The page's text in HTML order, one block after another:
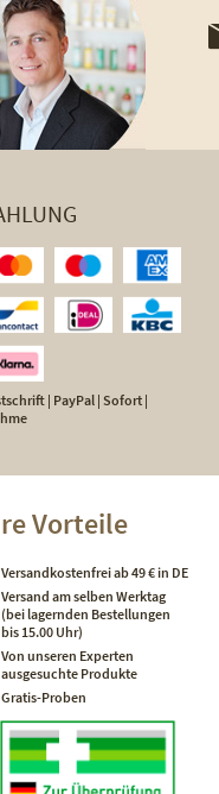
| PayPal | Sofort |
Vorteile
Versandkostenfrei ab 49 € in DE
Versand am selben Werktag
(bei lagernden Bestellungen
bis 15.00 Uhr)
Von unseren Experten
ausgesuchte Produkte
Gratis-Proben